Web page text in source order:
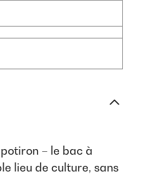
– le bac à
lieu de culture, sans